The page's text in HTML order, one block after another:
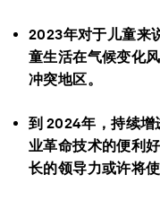
2023年对于儿童来
童生活在气候变化
冲突地区。
到 2024年，持续增
业革命技术的便利
长的领导力或许将